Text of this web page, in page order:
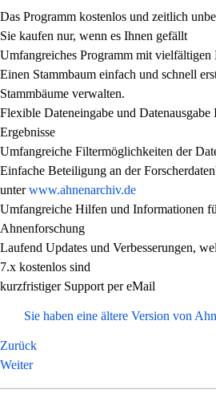
Das Programm kostenlos und zeitlich
Sie kaufen nur, wenn es Ihnen gefällt
Umfangreiches Programm mit vielfältigen
Einen Stammbaum einfach und schnell
Stammbäume verwalten.
Flexible Dateneingabe und Datenausgabe
Ergebnisse
Umfangreiche Filtermöglichkeiten der
Einfache Beteiligung an der
unterwww.ahnenarchiv.de
Umfangreiche Hilfen und Informationen
Ahnenforschung
Laufend Updates und Verbesserungen,
7.x kostenlos sind
kurzfristiger Support per eMail
Sie haben eine ältere Version von
Zurück
Weiter